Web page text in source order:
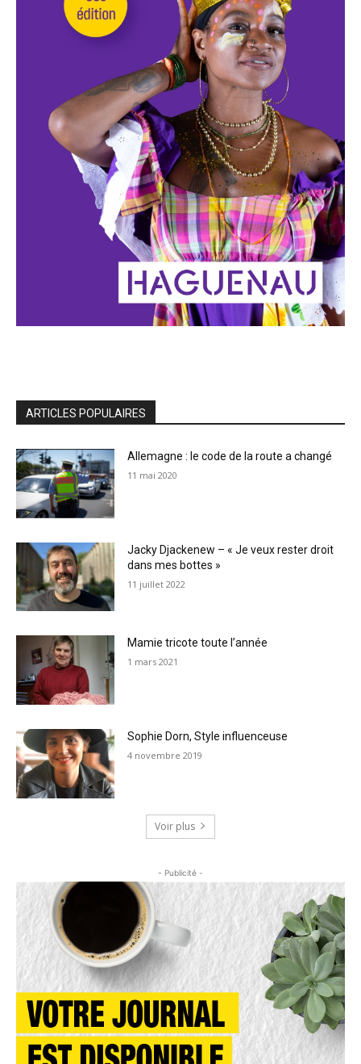
ARTICLES POPULAIRES
Allemagne : le code de la route a changé
11 mai 2020
Jacky Djackenew – « Je veux rester droit
dans mes bottes »
11 juillet 2022
Mamie tricote toute l’année
1 mars 2021
Sophie Dorn, Style influenceuse
4 novembre 2019
Voir plus
- Publicité -